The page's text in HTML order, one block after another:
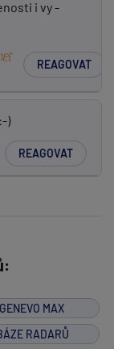
i vy -
REAGOVAT
)
REAGOVAT
GENEVO MAX
RADARŮ